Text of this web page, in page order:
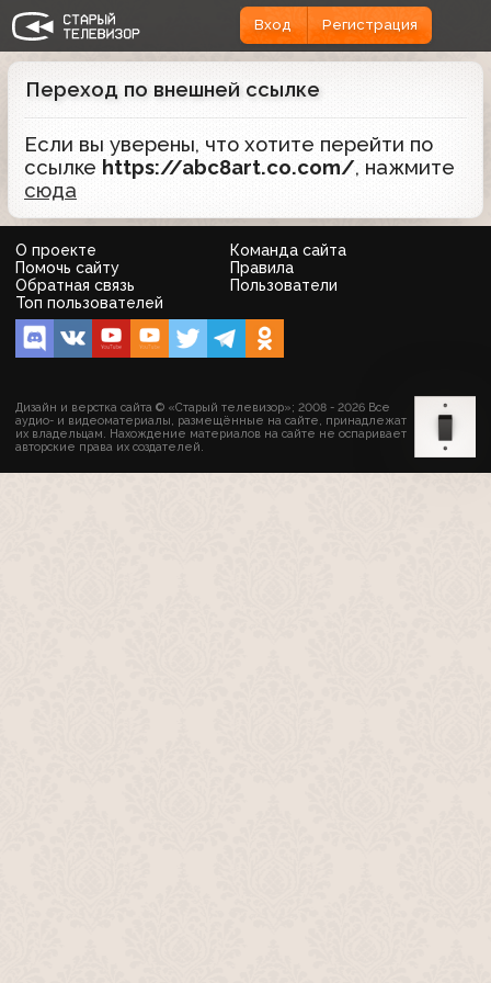
Вход Регистрация
Переход по внешней ссылке
Если вы уверены, что хотите перейти по
ссылке https://abc8art.co.com/, нажмите
сюда
О проекте
Команда сайта
Помочь сайту
Правила
Обратная связь
Пользователи
Топ пользователей
Дизайн и верстка сайта © «Старый телевизор»; 2008 - 2026 Все
аудио- и видеоматериалы, размещённые на сайте, принадлежат
их владельцам. Нахождение материалов на сайте не оспаривает
авторские права их создателей.